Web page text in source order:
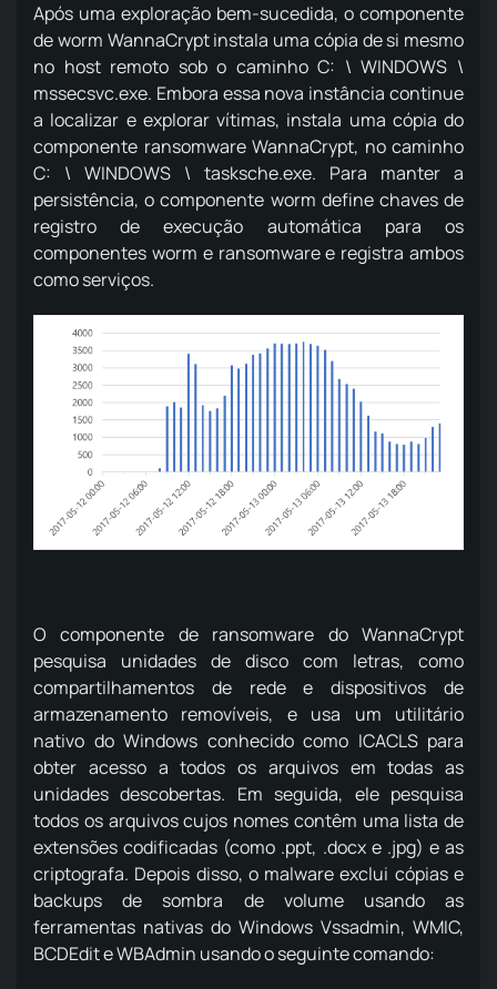
Após uma exploração bem-sucedida, o componente
de worm WannaCrypt instala uma cópia de si mesmo
no host remoto sob o caminho C: \ WINDOWS \
mssecsvc.exe. Embora essa nova instância continue
a localizar e explorar vítimas, instala uma cópia do
componente ransomware WannaCrypt, no caminho
C: \ WINDOWS \ tasksche.exe. Para manter a
persistência, o componente worm define chaves de
registro de execução automática para os
componentes worm e ransomware e registra ambos
como serviços.
O componente de ransomware do WannaCrypt
pesquisa unidades de disco com letras, como
compartilhamentos de rede e dispositivos de
armazenamento removíveis, e usa um utilitário
nativo do Windows conhecido como ICACLS para
obter acesso a todos os arquivos em todas as
unidades descobertas. Em seguida, ele pesquisa
todos os arquivos cujos nomes contêm uma lista de
extensões codificadas (como .ppt, .docx e .jpg) e as
criptografa. Depois disso, o malware exclui cópias e
backups de sombra de volume usando as
ferramentas nativas do Windows Vssadmin, WMIC,
BCDEdit e WBAdmin usando o seguinte comando: